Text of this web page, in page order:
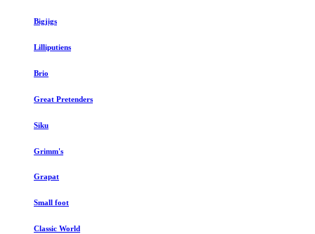
Bigjigs
Lilliputiens
Brio
Great Pretenders
Siku
Grimm's
Grapat
Small foot
Classic World